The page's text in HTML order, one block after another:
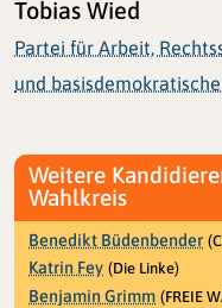
Tobias Wied
Partei für Arbeit,
und
Weitere
Wahlkreis
Benedikt Büdenbender
Katrin Fey (Die Linke)
Benjamin Grimm (FREIE